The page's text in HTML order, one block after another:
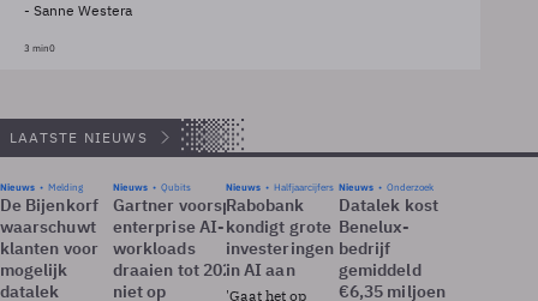
- Sanne Westera
3 min0
LAATSTE NIEUWS
Nieuws Melding
De Bijenkorf
waarschuwt
klanten voor
mogelijk
datalek
Nieuws Qubits
Gartner voorspelt:
enterprise AI-
workloads
draaien tot 2028
niet op
Nieuws Halfjaarcijfers
Rabobank
kondigt grote
investeringen
in AI aan
'Gaat het op
Nieuws Onderzoek
Datalek kost
Benelux-
bedrijf
gemiddeld
€6,35 miljoen